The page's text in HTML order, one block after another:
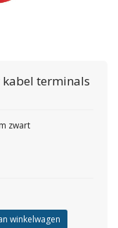
terminals
zwart
winkelwagen